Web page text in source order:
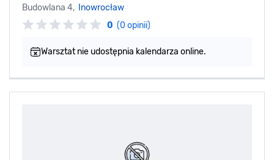
Budowlana 4,
Inowrocław
0 (0 opinii)
Warsztat nie udostępnia kalendarza online.